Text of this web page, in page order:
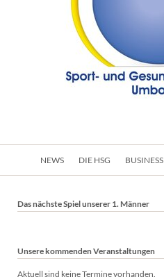
NEWS DIE HSG BUSINESS
Das nächste Spiel unserer 1. Männer
Unsere kommenden Veranstaltungen
Aktuell sind keine Termine vorhanden.